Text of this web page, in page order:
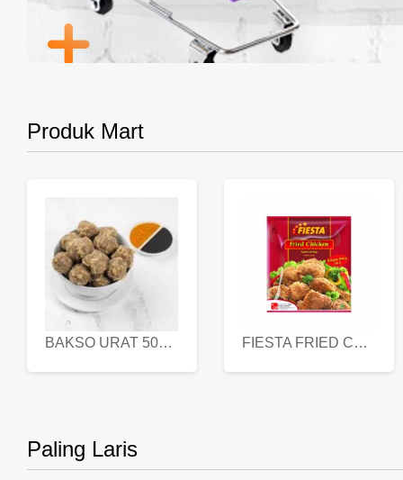
Produk Mart
BAKSO URAT 500 GR FIESTA FRIED CHICKEN 500 GR
Paling Laris